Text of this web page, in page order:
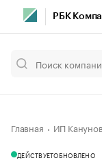
РБК
Главная ИП
ДЕЙСТВУЕТОБНОВЛЕНО